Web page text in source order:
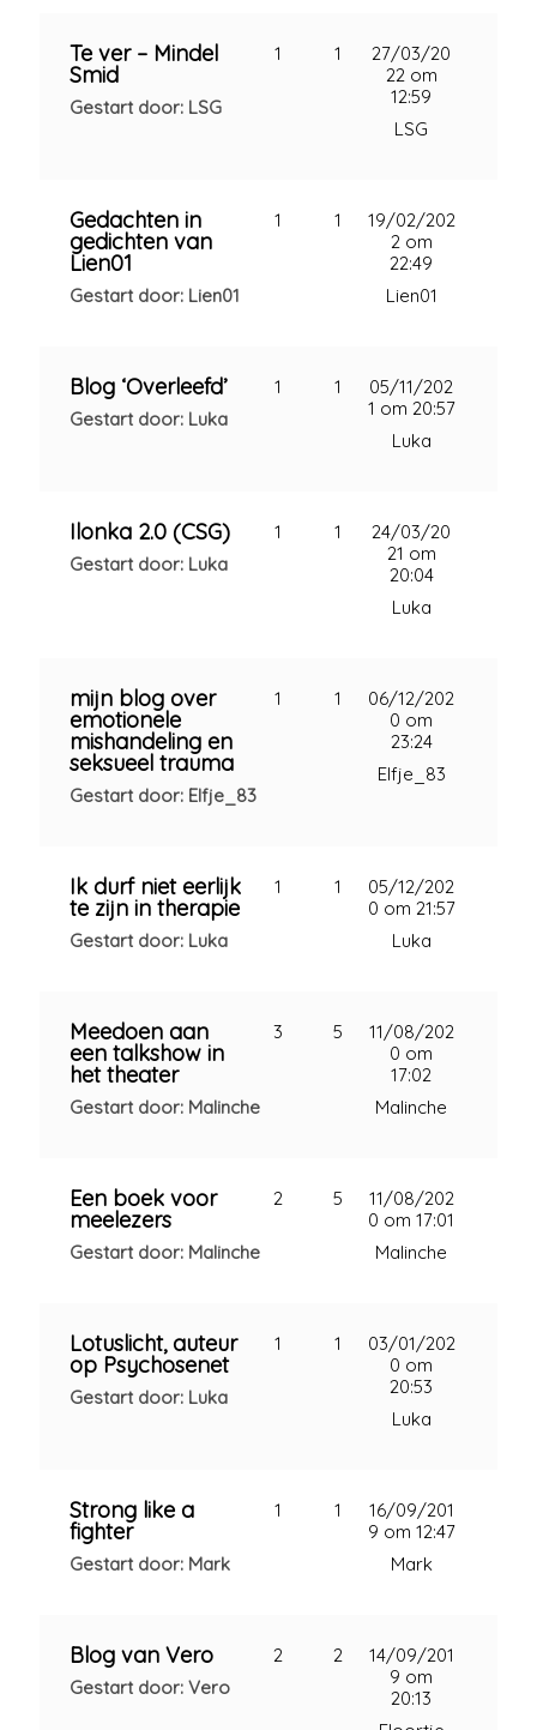
Te ver – Mindel
Smid
Gestart door: LSG
1 1
27/03/20
22 om
12:59
LSG
Gedachten in
gedichten van
Lien01
Gestart door: Lien01
1 1
19/02/202
2 om
22:49
Lien01
Blog ‘Overleefd’
Gestart door: Luka
1 1
05/11/202
1 om 20:57
Luka
Ilonka 2.0 (CSG)
Gestart door: Luka
1 1
24/03/20
21 om
20:04
Luka
mijn blog over
emotionele
mishandeling en
seksueel trauma
Gestart door: Elfje_83
1 1
06/12/202
0 om
23:24
Elfje_83
Ik durf niet eerlijk
te zijn in therapie
Gestart door: Luka
1 1
05/12/202
0 om 21:57
Luka
Meedoen aan
een talkshow in
het theater
Gestart door: Malinche
3 5
11/08/202
0 om
17:02
Malinche
Een boek voor
meelezers
Gestart door: Malinche
2 5
11/08/202
0 om 17:01
Malinche
Lotuslicht, auteur
op Psychosenet
Gestart door: Luka
1 1
03/01/202
0 om
20:53
Luka
Strong like a
fighter
Gestart door: Mark
1 1
16/09/201
9 om 12:47
Mark
Blog van Vero
Gestart door: Vero
2 2
14/09/201
9 om
20:13